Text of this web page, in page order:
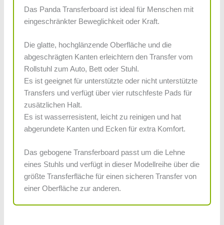
Das Panda Transferboard ist ideal für Menschen mit
eingeschränkter Beweglichkeit oder Kraft.
Die glatte, hochglänzende Oberfläche und die
abgeschrägten Kanten erleichtern den Transfer vom
Rollstuhl zum Auto, Bett oder Stuhl.
Es ist geeignet für unterstützte oder nicht unterstützte
Transfers und verfügt über vier rutschfeste Pads für
zusätzlichen Halt.
Es ist wasserresistent, leicht zu reinigen und hat
abgerundete Kanten und Ecken für extra Komfort.
Das gebogene Transferboard passt um die Lehne
eines Stuhls und verfügt in dieser Modellreihe über die
größte Transferfläche für einen sicheren Transfer von
einer Oberfläche zur anderen.